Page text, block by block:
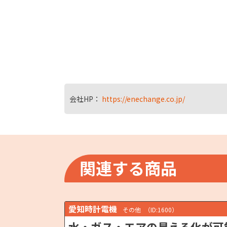
会社HP： https://enechange.co.jp/
関連する商品
愛知時計電機 その他 （ID:1600）